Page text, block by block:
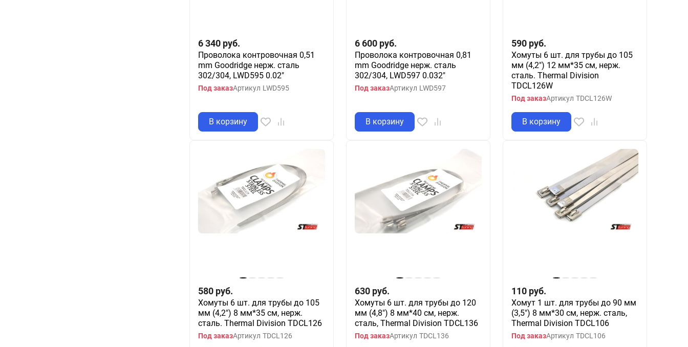
6 340 руб.
Проволока контровочная 0,51
mm Goodridge нерж. сталь
302/304, LWD595 0.02"
Под заказАртикул LWD595
В корзину
6 600 руб.
Проволока контровочная 0,81
mm Goodridge нерж. сталь
302/304, LWD597 0.032"
Под заказАртикул LWD597
В корзину
590 руб.
Хомуты 6 шт. для трубы до 105
мм (4,2") 12 мм*35 см, нерж.
сталь. Thermal Division
TDCL126W
Под заказАртикул TDCL126W
В корзину
580 руб.
Хомуты 6 шт. для трубы до 105
мм (4,2") 8 мм*35 см, нерж.
сталь. Thermal Division TDCL126
Под заказАртикул TDCL126
630 руб.
Хомуты 6 шт. для трубы до 120
мм (4,8") 8 мм*40 см, нерж.
сталь, Thermal Division TDCL136
Под заказАртикул TDCL136
110 руб.
Хомут 1 шт. для трубы до 90 мм
(3,5") 8 мм*30 см, нерж. сталь,
Thermal Division TDCL106
Под заказАртикул TDCL106